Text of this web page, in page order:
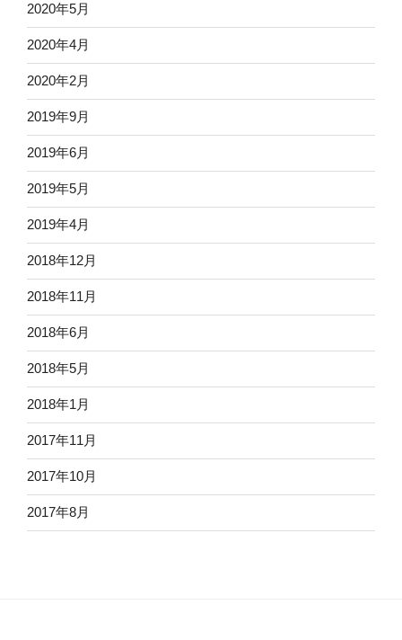
2020年5月
2020年4月
2020年2月
2019年9月
2019年6月
2019年5月
2019年4月
2018年12月
2018年11月
2018年6月
2018年5月
2018年1月
2017年11月
2017年10月
2017年8月